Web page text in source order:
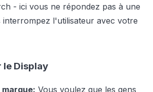
- ici vous ne répondez pas à une
l'utilisateur avec votre
le Display
Vous voulez que les gens